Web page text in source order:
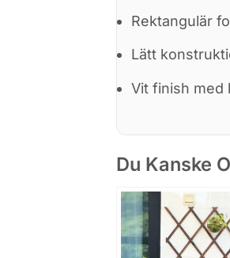
Rektangulär
Lätt
Vit finish med
Du Kanske